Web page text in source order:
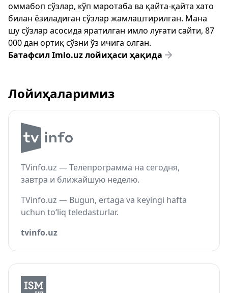
оммабоп сўзлар, кўп маротаба ва қайта-қайта хато
билан ёзиладиган сўзлар жамлаштирилган. Мана
шу сўзлар асосида яратилган имло луғати сайти, 87
000 дан ортиқ сўзни ўз ичига олган.
Батафсил Imlo.uz лойиҳаси ҳақида
Лойиҳаларимиз
TVinfo.uz — Телепрограмма на сегодня,
завтра и ближайшую неделю.
TVinfo.uz — Bugun, ertaga va keyingi hafta
uchun to‘liq teledasturlar.
tvinfo.uz